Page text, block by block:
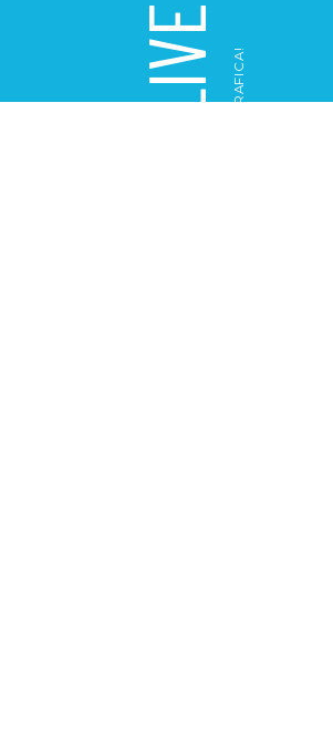
LIVE LA NOSTRA GALLERY FOTOGRAFICA!